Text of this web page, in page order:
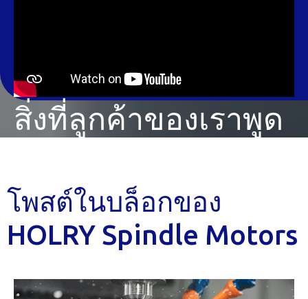
สิ่งที่ลูกค้าของเราพูด
โพสต์ในบล็อกของ
HOLRY Spindle Motors